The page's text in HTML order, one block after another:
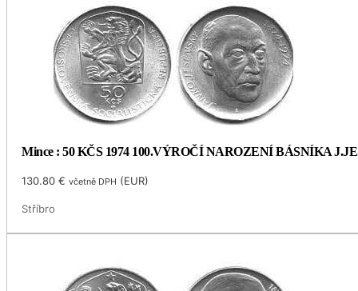
Mince : 50 KČS 1974 100.VÝROČÍ NAROZENÍ BÁSNÍKA
130.80€ včetně DPH (EUR)
Stříbro